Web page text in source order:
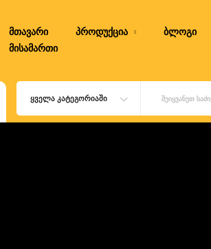
მთავარი პროდუქცია ბლოგი
მისამართი
ᲧᲕᲔᲚᲐ ᲙᲐᲢᲔᲒᲝᲠᲘᲐᲨᲘ ᲨᲔᲘᲧᲕᲐᲜᲔᲗ